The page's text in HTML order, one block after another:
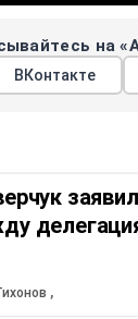
на
ВКонтакте
,